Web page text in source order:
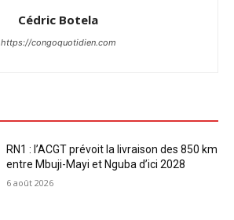
Cédric Botela
https://congoquotidien.com
RN1 : l’ACGT prévoit la livraison des 850 km
entre Mbuji-Mayi et Nguba d’ici 2028
6 août 2026